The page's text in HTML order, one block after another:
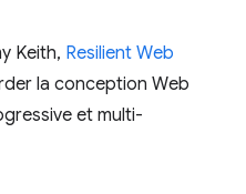
Keith, Resilient Web
la conception Web
et multi-